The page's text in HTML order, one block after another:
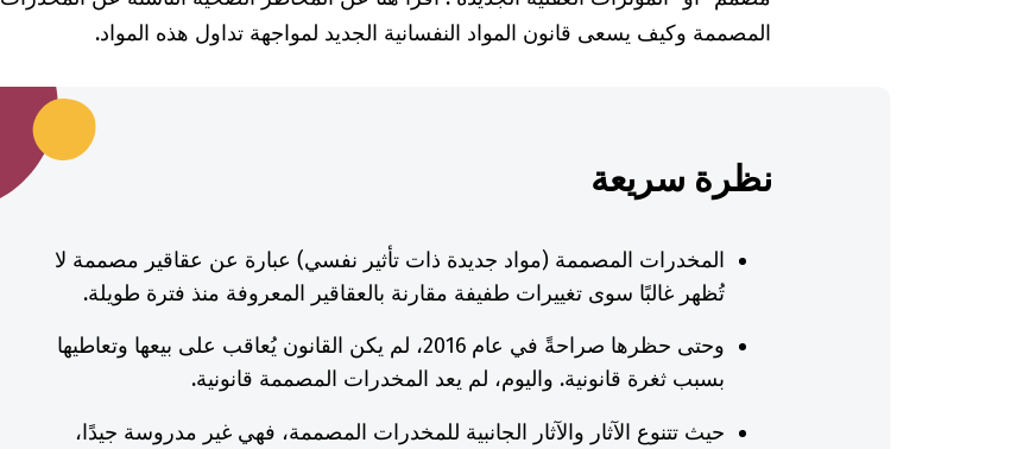
المصممة وكيف يسعى قانون المواد النفسانية الجديد لمواجهة تداول هذه المواد.
نظرة سريعة
المخدرات المصممة (مواد جديدة ذات تأثير نفسي) عبارة عن عقاقير مصممة لا
تُظهر غالبًا سوى تغييرات طفيفة مقارنة بالعقاقير المعروفة منذ فترة طويلة.
وحتى حظرها صراحةً في عام 2016، لم يكن القانون يُعاقب على بيعها وتعاطيها
بسبب ثغرة قانونية. واليوم، لم يعد المخدرات المصممة قانونية.
حيث تتنوع الآثار والآثار الجانبية للمخدرات المصممة، فهي غير مدروسة جيدًا،